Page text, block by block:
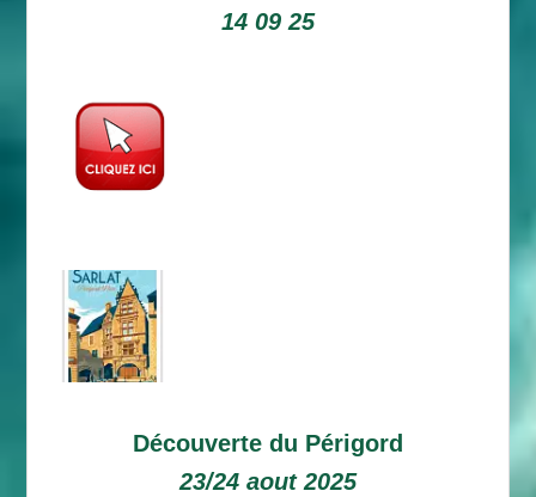
14 09 25
Découverte du Périgord
23/24 aout 2025